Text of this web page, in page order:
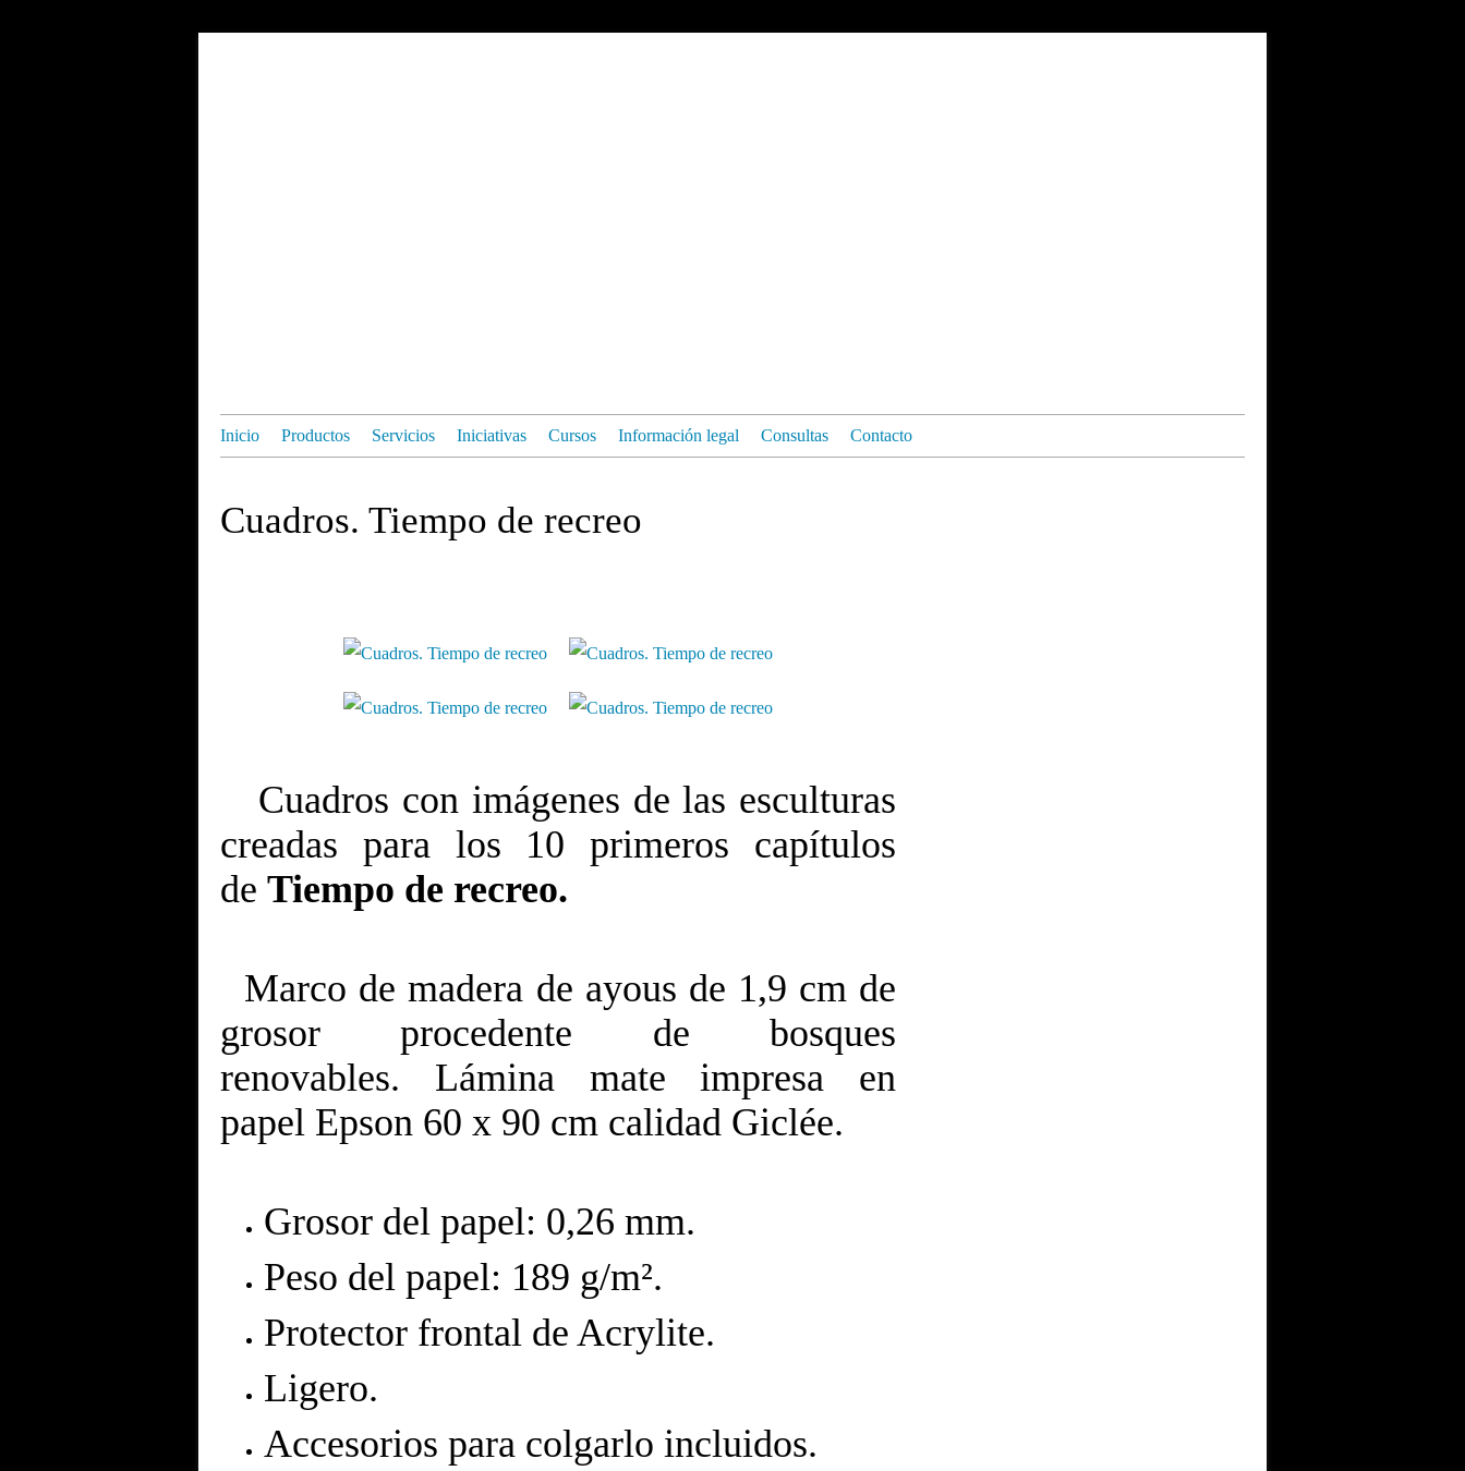
Inicio Productos Servicios Iniciativas Cursos Información legal Consultas Contacto
Cuadros. Tiempo de recreo
Cuadros con imágenes de las esculturas
creadas para los 10 primeros capítulos
de Tiempo de recreo.
Marco de madera de ayous de 1,9 cm de
grosor procedente de bosques
renovables. Lámina mate impresa en
papel Epson 60 x 90 cm calidad Giclée.
Grosor del papel: 0,26 mm.
Peso del papel: 189 g/m².
Protector frontal de Acrylite.
Ligero.
Accesorios para colgarlo incluidos.